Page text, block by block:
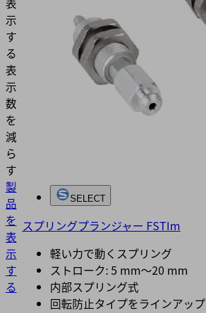
示
す
る
表
示
数
を
減
ら
す
製
品
を
表
示
す
る
SELECT
スプリングプランジャー FSTIm
軽い力で動くスプリング
ストローク: 5 mm～20 mm
内部スプリング式
回転防止タイプをラインアップ